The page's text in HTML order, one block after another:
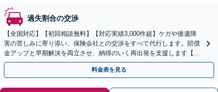
過失割合の交渉
【全国対応】【初回相談無料】【対応実績3,000件超】ケガや後遺障
害の苦しみに寄り添い、保険会社との交渉をすべて代行します。賠償
金アップと早期解決を両立させ、納得のいく再出発を支援します【夜
間や休日相談可】
料金表を見る